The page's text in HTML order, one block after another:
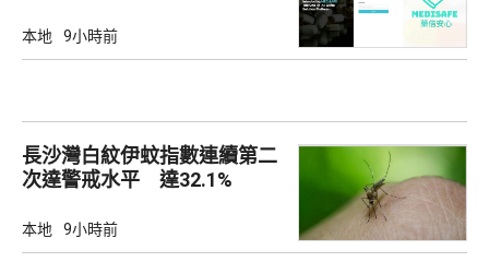
本地 9小時前
長沙灣白紋伊蚊指數連續第二
次達警戒水平 達32.1%
本地 9小時前